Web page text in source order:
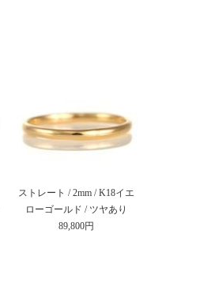
ストレート / 2mm / K18イエ
ローゴールド / ツヤあり
89,800円